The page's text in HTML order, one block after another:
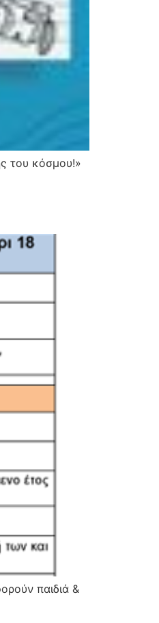
του κόσμου!»
παιδιά &